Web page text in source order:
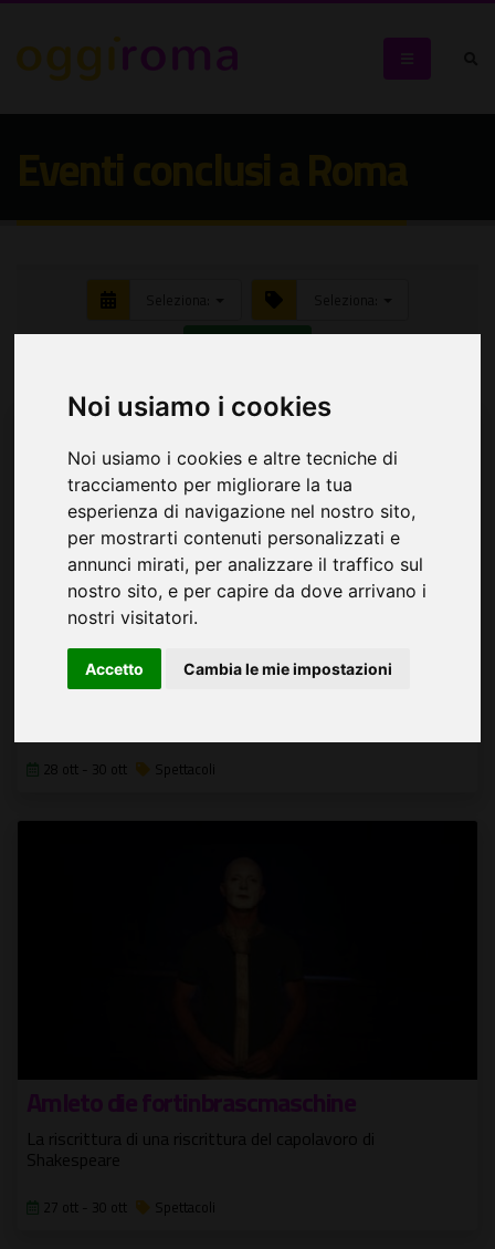
Noi usiamo i cookies
Noi usiamo i cookies e altre tecniche di
tracciamento per migliorare la tua
esperienza di navigazione nel nostro sito,
per mostrarti contenuti personalizzati e
annunci mirati, per analizzare il traffico sul
nostro sito, e per capire da dove arrivano i
nostri visitatori.
Accetto Cambia le mie impostazioni
Questa laurea prende solo polvere
28 ott - 30 ott Spettacoli
Amleto die fortinbrascmaschine
La riscrittura di una riscrittura del capolavoro di
Shakespeare
27 ott - 30 ott Spettacoli